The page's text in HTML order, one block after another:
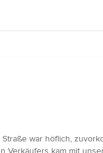
war höflich,
Verkäufers kam mit